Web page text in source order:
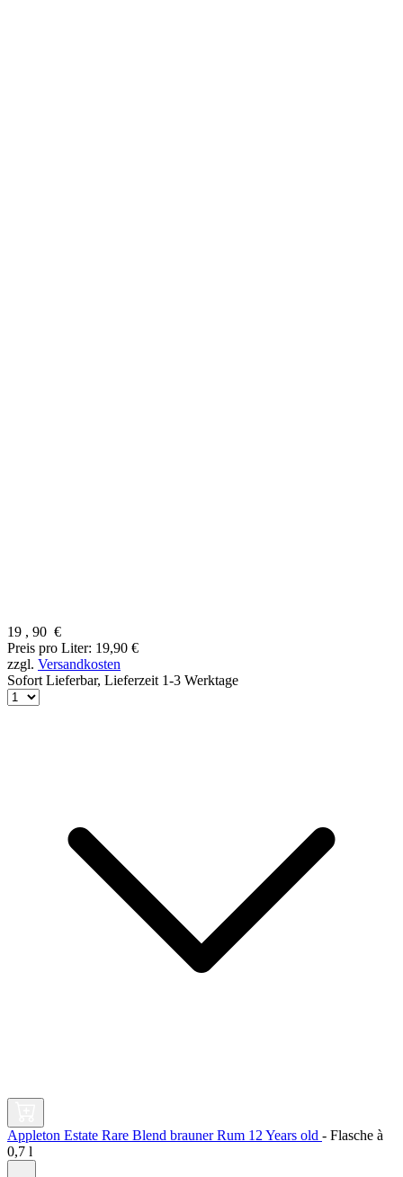
19 , 90 €
Preis pro Liter: 19,90 €
zzgl. Versandkosten
Sofort Lieferbar, Lieferzeit 1-3 Werktage
Appleton Estate Rare Blend brauner Rum 12 Years old - Flasche à
0,7 l